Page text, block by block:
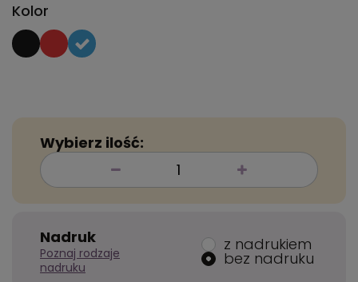
Kolor
Wybierz ilość:
Nadruk
Poznaj rodzaje
nadruku
z nadrukiem
bez nadruku